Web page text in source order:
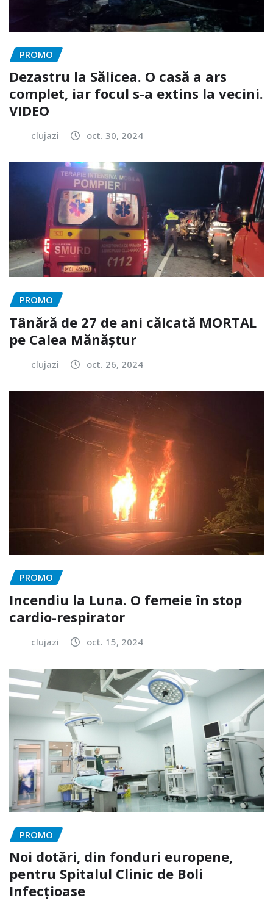
PROMO
Dezastru la Sălicea. O casă a ars
complet, iar focul s-a extins la vecini.
VIDEO
clujazi oct. 30, 2024
PROMO
Tânără de 27 de ani călcată MORTAL
pe Calea Mănăștur
clujazi oct. 26, 2024
PROMO
Incendiu la Luna. O femeie în stop
cardio-respirator
clujazi oct. 15, 2024
PROMO
Noi dotări, din fonduri europene,
pentru Spitalul Clinic de Boli
Infecțioase